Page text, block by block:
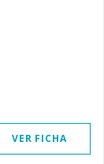
VER FICHA